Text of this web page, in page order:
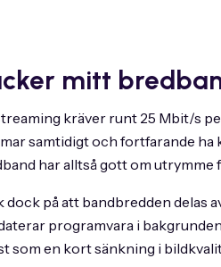
mitt
kräver runt 25 Mbit/s
samtidigt och fortfarande ha
har alltså gott om utrymme
dock på att bandbredden delas
programvara i
som en kort sänkning i